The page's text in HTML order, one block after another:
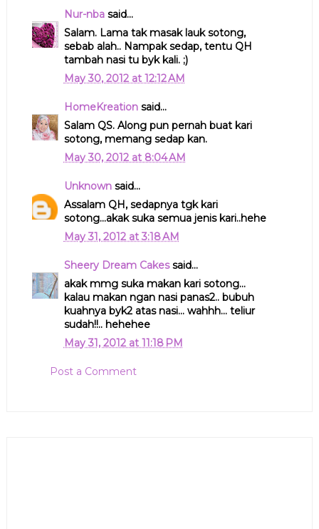
Nur-nbasaid...
Salam. Lama tak masak lauk sotong,
sebab alah.. Nampak sedap, tentu QH
tambah nasi tu byk kali. ;)
May 30, 2012 at 12:12 AM
HomeKreationsaid...
Salam QS. Along pun pernah buat kari
sotong, memang sedap kan.
May 30, 2012 at 8:04 AM
Unknownsaid...
Assalam QH, sedapnya tgk kari
sotong...akak suka semua jenis kari..hehe
May 31, 2012 at 3:18 AM
Sheery Dream Cakessaid...
akak mmg suka makan kari sotong...
kalau makan ngan nasi panas2.. bubuh
kuahnya byk2 atas nasi... wahhh... teliur
sudah!!.. hehehee
May 31, 2012 at 11:18 PM
Post a Comment